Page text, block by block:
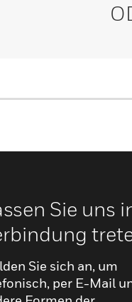
Sie uns
Sie sich an, um
per E-Mail